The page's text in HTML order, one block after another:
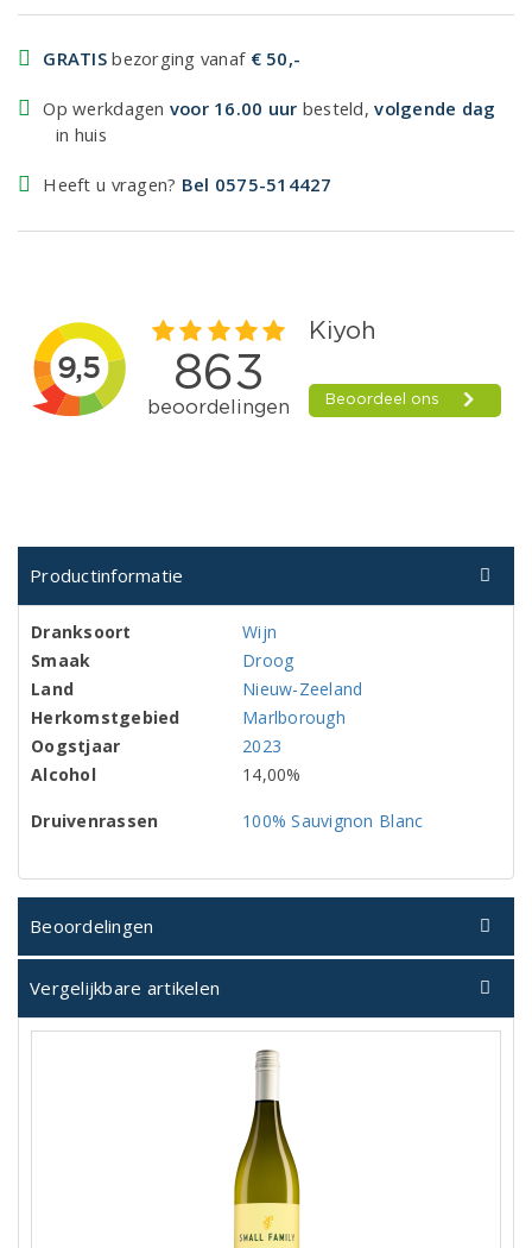
GRATIS bezorging vanaf € 50,-
Op werkdagen voor 16.00 uur besteld,volgende dag
in huis
Heeft u vragen? Bel 0575-514427
Productinformatie
Dranksoort
Wijn
Smaak
Droog
Land
Nieuw-Zeeland
Herkomstgebied
Marlborough
Oogstjaar
2023
Alcohol
14,00%
Druivenrassen 100% Sauvignon Blanc
Beoordelingen
Vergelijkbare artikelen